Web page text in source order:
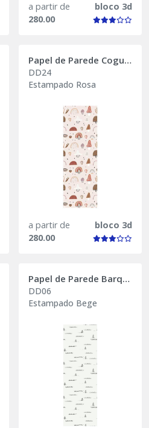
a partir de
280.00
bloco 3d
Papel de Parede Cogumelo
DD24
Estampado Rosa
a partir de
280.00
bloco 3d
Papel de Parede Barquinho
DD06
Estampado Bege